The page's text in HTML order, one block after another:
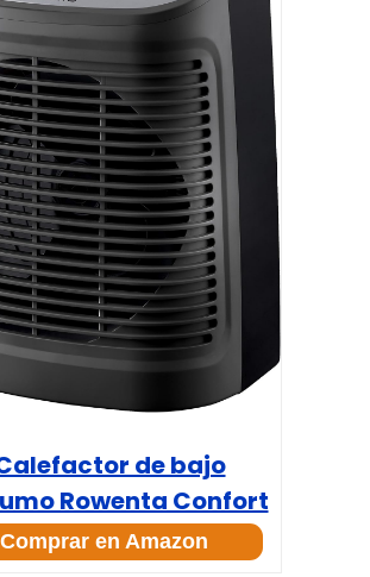
de bajo
Rowenta Confort
Compact SO2330
Comprar en Amazon